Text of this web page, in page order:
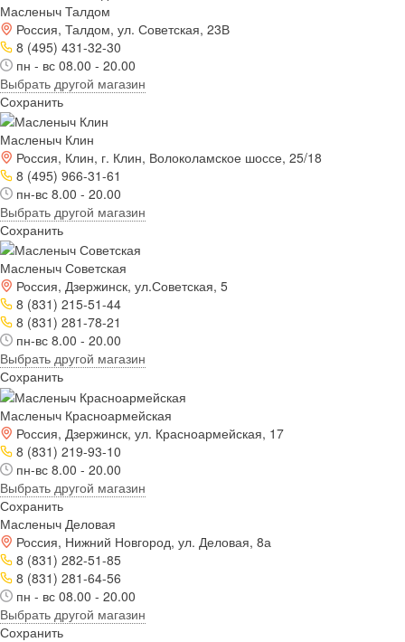
Масленыч Талдом
Россия, Талдом, ул. Советская, 23В
8 (495) 431-32-30
пн - вс 08.00 - 20.00
Выбрать другой магазин
Сохранить
Масленыч Клин
Россия, Клин, г. Клин, Волоколамское шоссе, 25/18
8 (495) 966-31-61
пн-вс 8.00 - 20.00
Выбрать другой магазин
Сохранить
Масленыч Советская
Россия, Дзержинск, ул.Советская, 5
8 (831) 215-51-44
8 (831) 281-78-21
пн-вс 8.00 - 20.00
Выбрать другой магазин
Сохранить
Масленыч Красноармейская
Россия, Дзержинск, ул. Красноармейская, 17
8 (831) 219-93-10
пн-вс 8.00 - 20.00
Выбрать другой магазин
Сохранить
Масленыч Деловая
Россия, Нижний Новгород, ул. Деловая, 8а
8 (831) 282-51-85
8 (831) 281-64-56
пн - вс 08.00 - 20.00
Выбрать другой магазин
Сохранить